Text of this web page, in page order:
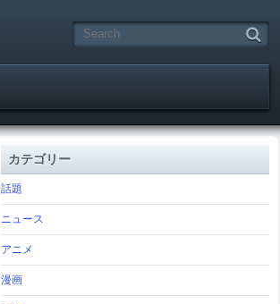
カテゴリー
話題
ニュース
アニメ
漫画